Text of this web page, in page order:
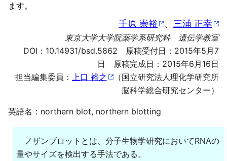
ます。
千原 崇裕 、 三浦 正幸
東京大学大学院薬学系研究科 遺伝学教室
DOI： 10.14931/bsd.5862 原稿受付日：2015年5月7
日 原稿完成日：2015年6月16日
担当編集委員： 上口 裕之
（国立研究法人理化学研究所
脳科学総合研究センター）
英語名：northern blot, northern blotting
ノザンブロットとは、分子生物学研究においてRNAの
量やサイズを検出する手法である。